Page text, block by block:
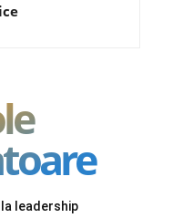
la leadership